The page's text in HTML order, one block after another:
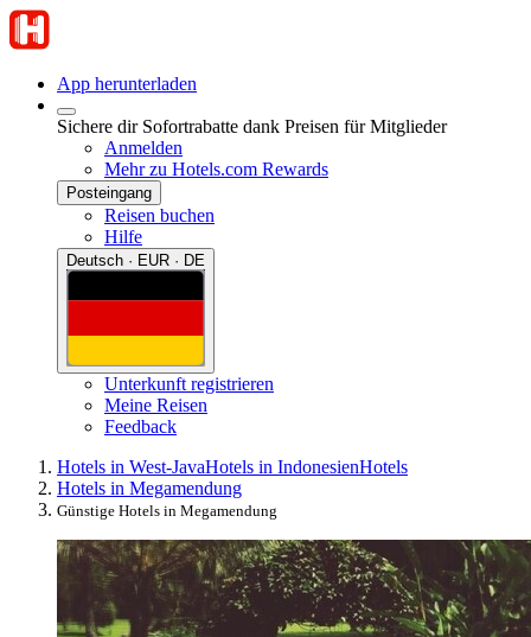
App herunterladen
Sichere dir Sofortrabatte dank Preisen für Mitglieder
Anmelden
Mehr zu Hotels.com Rewards
Posteingang
Reisen buchen
Hilfe
Deutsch · EUR · DE
Unterkunft registrieren
Meine Reisen
Feedback
Hotels in West-JavaHotels in IndonesienHotels
Hotels in Megamendung
Günstige Hotels in Megamendung